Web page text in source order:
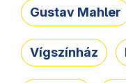
Gustav Mahler
Vígszínház